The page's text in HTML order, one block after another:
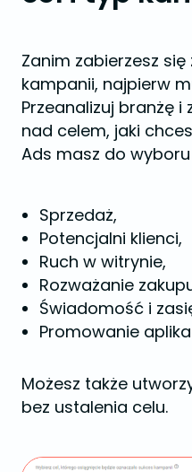
Zanim zabierzesz
kampanii, najpierw
Przeanalizuj branżę i
nad celem, jaki
Ads masz do
Sprzedaż,
Potencjalni klienci,
Ruch w witrynie,
Rozważanie
Świadomość i
Promowanie
Możesz także
bez ustalenia celu.